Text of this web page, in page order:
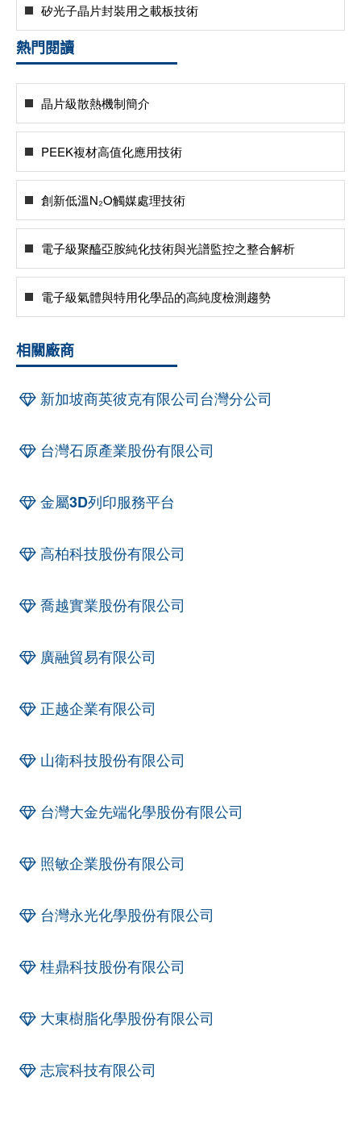
矽光子晶片封裝用之載板技術
熱門閱讀
晶片級散熱機制簡介
PEEK複材高值化應用技術
創新低溫N₂O觸媒處理技術
電子級聚醯亞胺純化技術與光譜監控之整合解析
電子級氣體與特用化學品的高純度檢測趨勢
相關廠商
新加坡商英彼克有限公司台灣分公司
台灣石原產業股份有限公司
金屬3D列印服務平台
高柏科技股份有限公司
喬越實業股份有限公司
廣融貿易有限公司
正越企業有限公司
山衛科技股份有限公司
台灣大金先端化學股份有限公司
照敏企業股份有限公司
台灣永光化學股份有限公司
桂鼎科技股份有限公司
大東樹脂化學股份有限公司
志宸科技有限公司